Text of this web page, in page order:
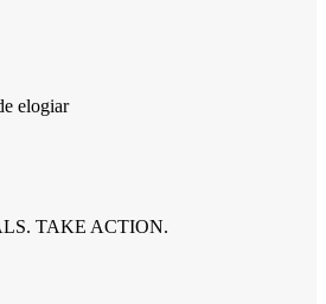
elogiar
TAKE ACTION.